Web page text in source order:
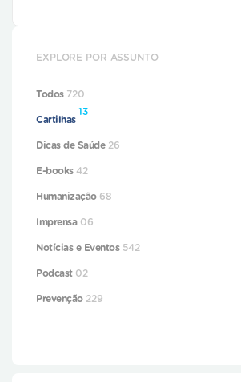
EXPLORE POR ASSUNTO
Todos 720
Cartilhas
13
Dicas de Saúde 26
E-books 42
Humanização 68
Imprensa 06
Notícias e Eventos 542
Podcast 02
Prevenção 229